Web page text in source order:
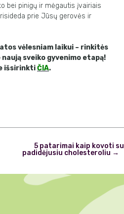
bei pinigų ir mėgautis įvairiais
prie Jūsų gerovės ir
vėlesniam laikui – rinkitės
sveiko gyvenimo etapą!
išsirinktiČIA.
5 patarimai kaip kovoti su
padidėjusiu cholesteroliu →